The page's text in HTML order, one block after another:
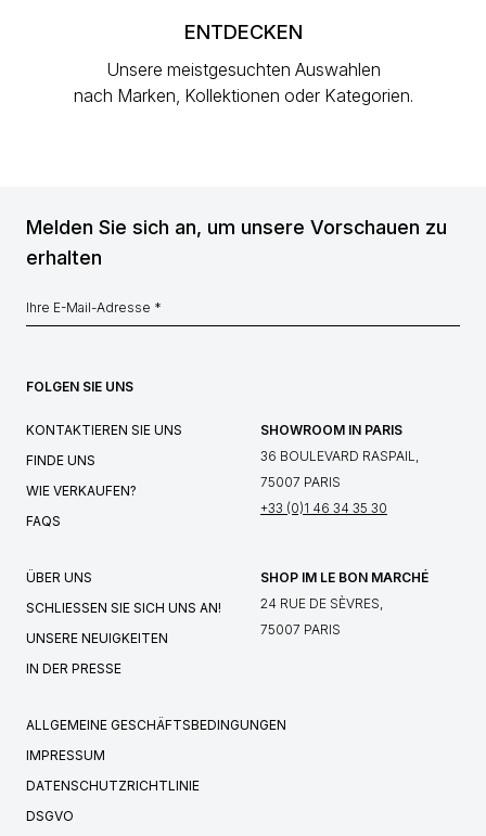
ENTDECKEN
Unsere meistgesuchten Auswahlen
nach Marken, Kollektionen oder Kategorien.
Melden Sie sich an, um unsere Vorschauen zu
erhalten
FOLGEN SIE UNS
KONTAKTIEREN SIE UNS
FINDE UNS
WIE VERKAUFEN?
FAQS
SHOWROOM IN PARIS
36 BOULEVARD RASPAIL,
75007 PARIS
+33 (0)1 46 34 35 30
ÜBER UNS
SCHLIESSEN SIE SICH UNS AN!
UNSERE NEUIGKEITEN
IN DER PRESSE
SHOP IM LE BON MARCHÉ
24 RUE DE SÈVRES,
75007 PARIS
ALLGEMEINE GESCHÄFTSBEDINGUNGEN
IMPRESSUM
DATENSCHUTZRICHTLINIE
DSGVO